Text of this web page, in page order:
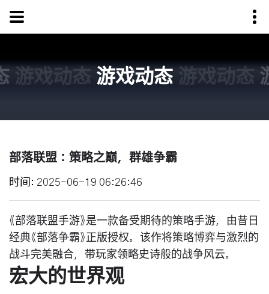
游戏动态 游戏动态 游戏动态
部落联盟：策略之巅，群雄争霸
时间 2025-06-19 06:26:46
《部落联盟手游》是一款备受期待的策略手游，由昔日
经典《部落争霸》正版授权。该作将策略博弈与激烈的
战斗完美融合，带玩家领略史诗般的战争风云。
宏大的世界观